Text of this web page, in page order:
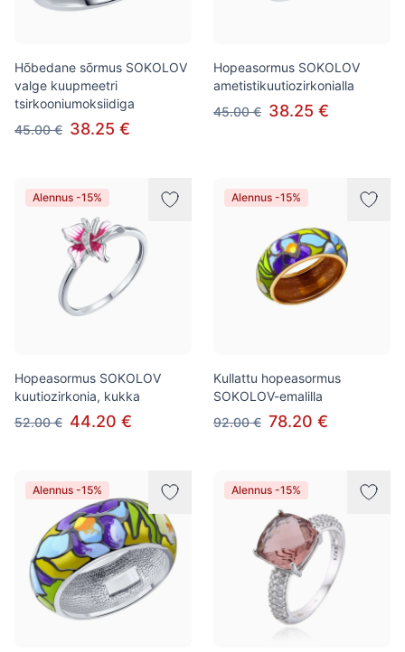
Hõbedane sõrmus SOKOLOV
valge kuupmeetri
tsirkooniumoksiidiga
45.00 € 38.25 €
Hopeasormus SOKOLOV
ametistikuutiozirkonialla
45.00 € 38.25 €
Alennus -15%
Hopeasormus SOKOLOV
kuutiozirkonia, kukka
52.00 € 44.20 €
Alennus -15%
Kullattu hopeasormus
SOKOLOV-emalilla
92.00 € 78.20 €
Alennus -15% Alennus -15%